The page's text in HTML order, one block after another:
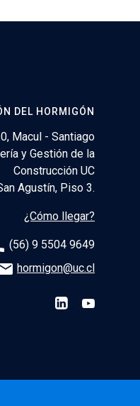
DEL HORMIGÓN
Macul - Santiago
y Gestión de la
Construcción UC
Agustín, Piso 3.
¿Cómo llegar?
(56) 9 5504 9649
hormigon@uc.cl